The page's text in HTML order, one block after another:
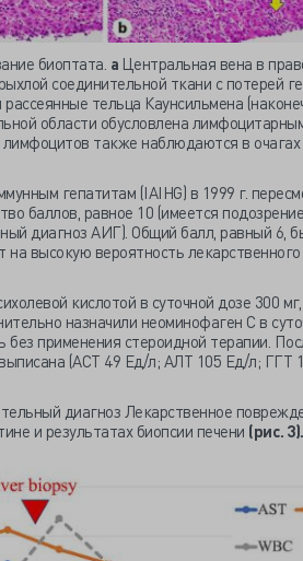
биоптата. a Центральная вена в
соединительной ткани с потерей
тельца Каунсильмена
области обусловлена
также наблюдаются в
гепатитам (IAIHG) в 1999 г.
баллов, равное 10 (имеется
диагноз АИГ). Общий балл, равный 6,
на высокую вероятность
кислотой в суточной дозе 300
назначили неоминофаген С в
без применения стероидной терапии.
выписана (АСТ 49 Ед/л; АЛТ 105 Ед/л;
диагноз Лекарственное
и результатах биопсии печени (рис. 3).